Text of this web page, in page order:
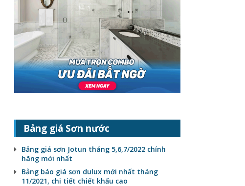
Bảng giá Sơn nước
Bảng giá sơn Jotun tháng 5,6,7/2022 chính
hãng mới nhất
Bảng báo giá sơn dulux mới nhất tháng
11/2021, chi tiết chiết khấu cao